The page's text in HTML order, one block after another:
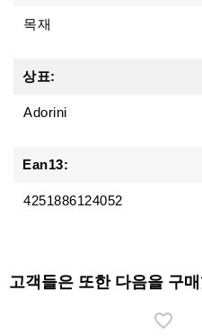
목재
상표:
Adorini
Ean13:
4251886124052
고객들은 또한 다음을 구